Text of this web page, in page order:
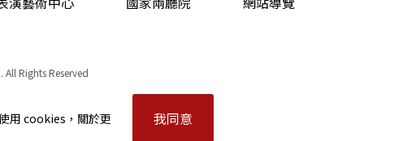
Rights Reserved
用 cookies，關於更
我同意